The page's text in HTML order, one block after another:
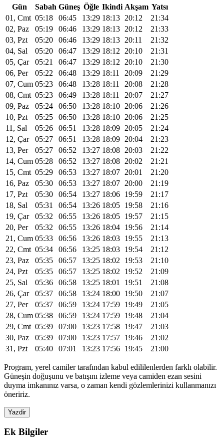
Gün Sabah Güneş Öğle Ikindi Akşam Yatsı
01, Cmt 05:18 06:45 13:29 18:13 20:12
21:34
02, Paz
05:19 06:46 13:29 18:13 20:12
21:33
03, Pzt
05:20 06:46 13:29 18:13 20:11
21:32
04, Sal
05:20 06:47 13:29 18:12 20:10
21:31
05, Çar
05:21 06:47 13:29 18:12 20:10
21:30
06, Per
05:22 06:48 13:29 18:11 20:09
21:29
07, Cum 05:23 06:48 13:28 18:11 20:08
21:28
08, Cmt 05:23 06:49 13:28 18:11 20:07
21:27
09, Paz
05:24 06:50 13:28 18:10 20:06
21:26
10, Pzt
05:25 06:50 13:28 18:10 20:06
21:25
11, Sal
05:26 06:51 13:28 18:09 20:05
21:24
12, Çar
05:27 06:51 13:28 18:09 20:04
21:23
13, Per
05:27 06:52 13:27 18:08 20:03
21:22
14, Cum 05:28 06:52 13:27 18:08 20:02
21:21
15, Cmt 05:29 06:53 13:27 18:07 20:01
21:20
16, Paz
05:30 06:53 13:27 18:07 20:00
21:19
17, Pzt
05:30 06:54 13:27 18:06 19:59
21:17
18, Sal
05:31 06:54 13:26 18:05 19:58
21:16
19, Çar
05:32 06:55 13:26 18:05 19:57
21:15
20, Per
05:32 06:55 13:26 18:04 19:56
21:14
21, Cum 05:33 06:56 13:26 18:03 19:55
21:13
22, Cmt 05:34 06:56 13:25 18:03 19:54
21:12
23, Paz
05:35 06:57 13:25 18:02 19:53
21:10
24, Pzt
05:35 06:57 13:25 18:02 19:52
21:09
25, Sal
05:36 06:58 13:25 18:01 19:51
21:08
26, Çar
05:37 06:58 13:24 18:00 19:50
21:07
27, Per
05:37 06:59 13:24 17:59 19:49
21:05
28, Cum 05:38 06:59 13:24 17:59 19:48
21:04
29, Cmt 05:39 07:00 13:23 17:58 19:47
21:03
30, Paz
05:39 07:00 13:23 17:57 19:46
21:02
31, Pzt
05:40 07:01 13:23 17:56 19:45 21:00
Program, yerel camiler tarafından kabul edililenlerden farklı olabilir.
Güneşin doğuşunu ve batışını izleme veya camiden ezan sesini
duyma imkanınız varsa, o zaman kendi gözlemlerinizi kullanmanızı
öneririz.
Yazdir
Ek Bilgiler